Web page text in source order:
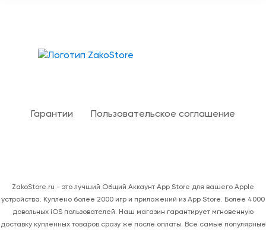
Гарантии Пользовательское соглашение
ZakoStore.ru - это лучший Общий Аккаунт App Store для вашего Apple
устройства. Куплено более 2000 игр и приложений из App Store. Более 4000
довольных iOS пользователей. Наш магазин гарантирует мгновенную
доставку купленных товаров сразу же после оплаты. Все самые популярные